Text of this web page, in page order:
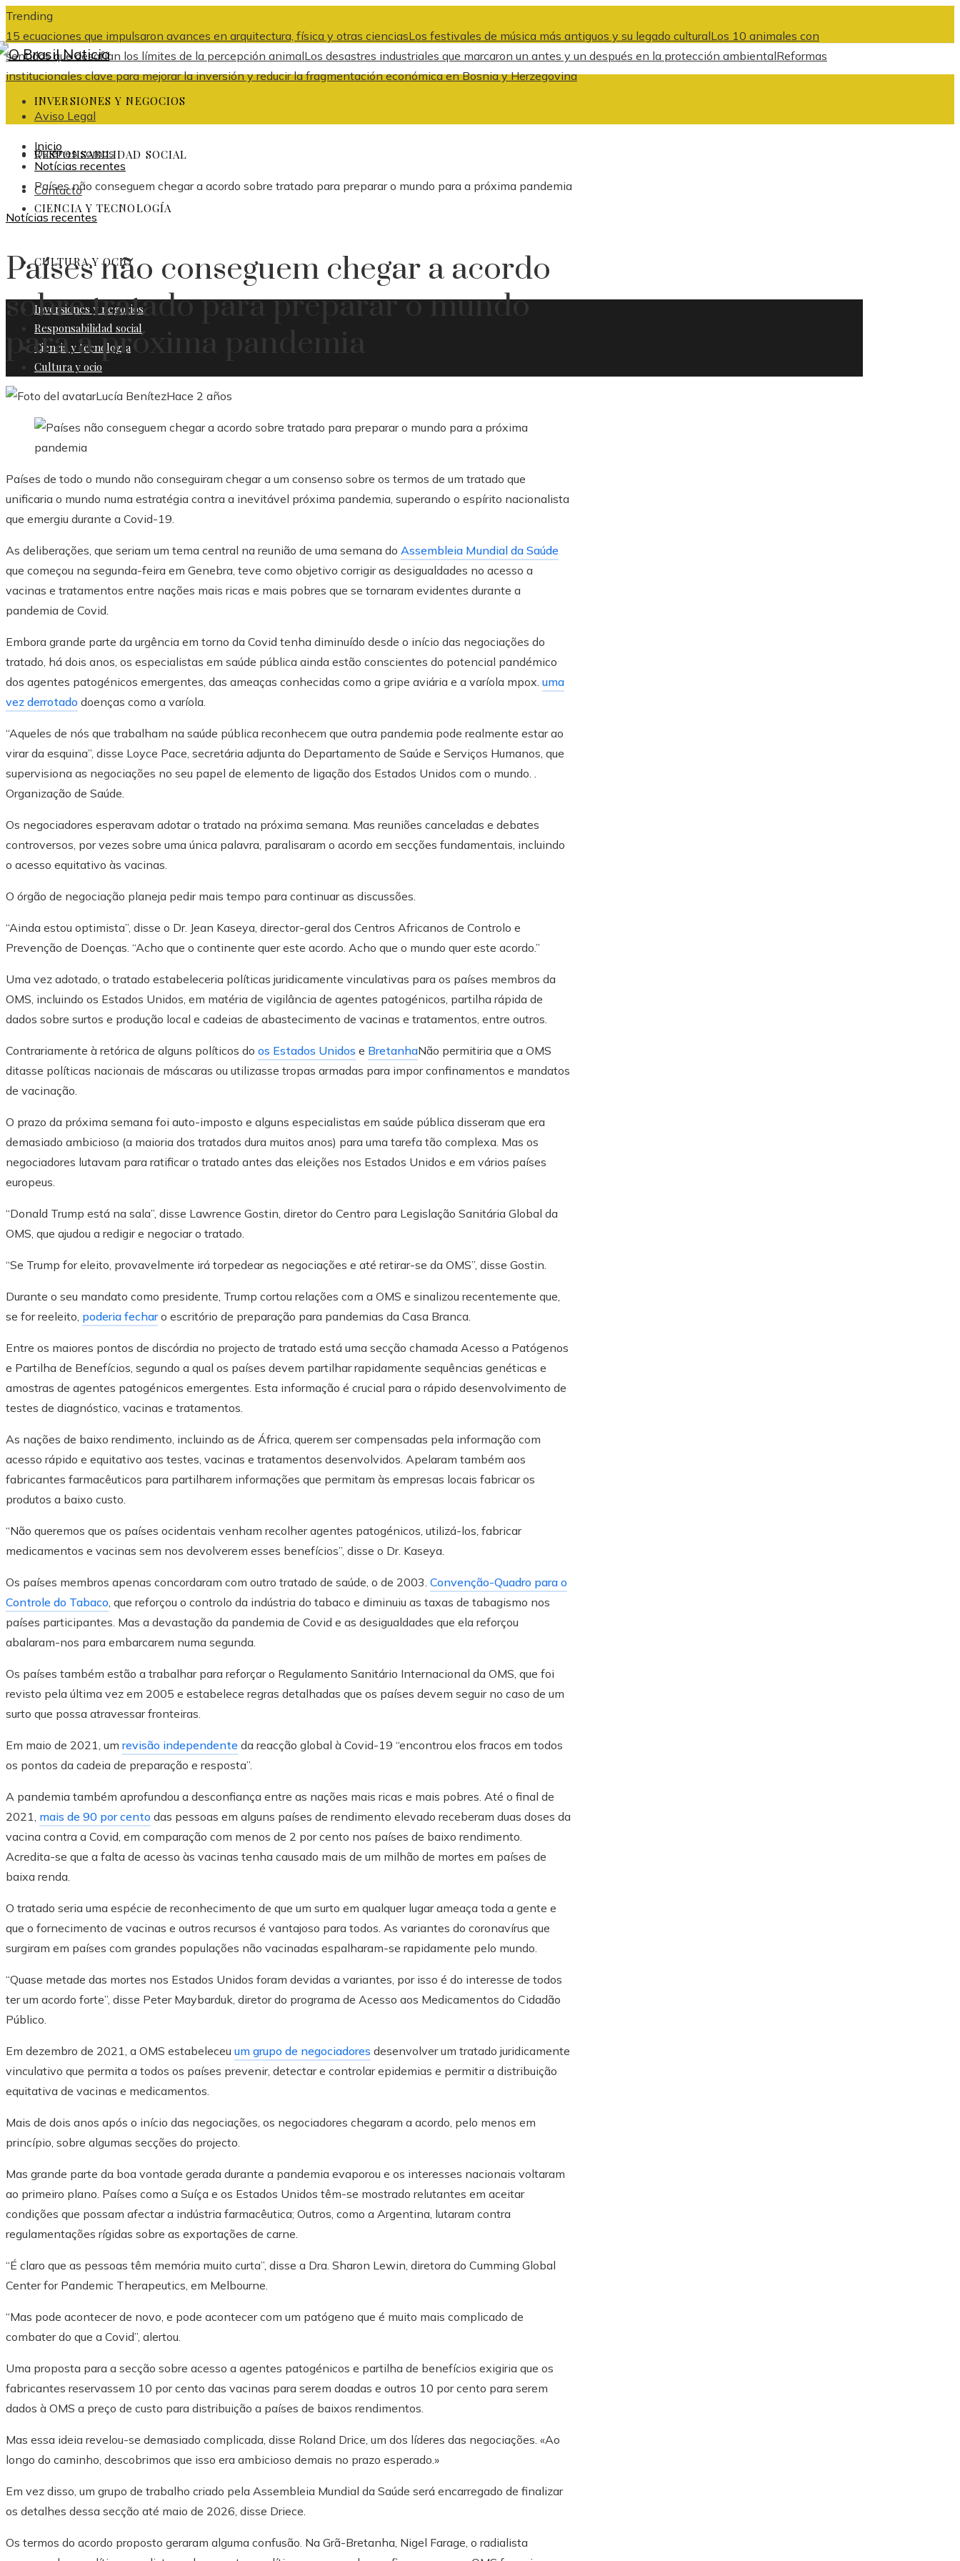
Trending
15 ecuaciones que impulsaron avances en arquitectura, física y otras cienciasLos festivales de música más antiguos y su legado culturalLos 10 animales con
sentidos que desafían los límites de la percepción animalLos desastres industriales que marcaron un antes y un después en la protección ambientalReformas
institucionales clave para mejorar la inversión y reducir la fragmentación económica en Bosnia y Herzegovina
Aviso Legal
Quiénes somos
Contacto
INVERSIONES Y NEGOCIOS
RESPONSABILIDAD SOCIAL
CIENCIA Y TECNOLOGÍA
CULTURA Y OCIO
Inversiones y negocios
Responsabilidad social
Ciencia y tecnología
Cultura y ocio
Inicio
Notícias recentes
Países não conseguem chegar a acordo sobre tratado para preparar o mundo para a próxima pandemia
Notícias recentes
Países não conseguem chegar a acordo
sobre tratado para preparar o mundo
para a próxima pandemia
Lucía BenítezHace 2 años
Países de todo o mundo não conseguiram chegar a um consenso sobre os termos de um tratado que
unificaria o mundo numa estratégia contra a inevitável próxima pandemia, superando o espírito nacionalista
que emergiu durante a Covid-19.
As deliberações, que seriam um tema central na reunião de uma semana do Assembleia Mundial da Saúde
que começou na segunda-feira em Genebra, teve como objetivo corrigir as desigualdades no acesso a
vacinas e tratamentos entre nações mais ricas e mais pobres que se tornaram evidentes durante a
pandemia de Covid.
Embora grande parte da urgência em torno da Covid tenha diminuído desde o início das negociações do
tratado, há dois anos, os especialistas em saúde pública ainda estão conscientes do potencial pandémico
dos agentes patogénicos emergentes, das ameaças conhecidas como a gripe aviária e a varíola mpox. uma
vez derrotado doenças como a varíola.
“Aqueles de nós que trabalham na saúde pública reconhecem que outra pandemia pode realmente estar ao
virar da esquina”, disse Loyce Pace, secretária adjunta do Departamento de Saúde e Serviços Humanos, que
supervisiona as negociações no seu papel de elemento de ligação dos Estados Unidos com o mundo. .
Organização de Saúde.
Os negociadores esperavam adotar o tratado na próxima semana. Mas reuniões canceladas e debates
controversos, por vezes sobre uma única palavra, paralisaram o acordo em secções fundamentais, incluindo
o acesso equitativo às vacinas.
O órgão de negociação planeja pedir mais tempo para continuar as discussões.
“Ainda estou optimista”, disse o Dr. Jean Kaseya, director-geral dos Centros Africanos de Controlo e
Prevenção de Doenças. “Acho que o continente quer este acordo. Acho que o mundo quer este acordo.”
Uma vez adotado, o tratado estabeleceria políticas juridicamente vinculativas para os países membros da
OMS, incluindo os Estados Unidos, em matéria de vigilância de agentes patogénicos, partilha rápida de
dados sobre surtos e produção local e cadeias de abastecimento de vacinas e tratamentos, entre outros.
Contrariamente à retórica de alguns políticos do os Estados Unidos e BretanhaNão permitiria que a OMS
ditasse políticas nacionais de máscaras ou utilizasse tropas armadas para impor confinamentos e mandatos
de vacinação.
O prazo da próxima semana foi auto-imposto e alguns especialistas em saúde pública disseram que era
demasiado ambicioso (a maioria dos tratados dura muitos anos) para uma tarefa tão complexa. Mas os
negociadores lutavam para ratificar o tratado antes das eleições nos Estados Unidos e em vários países
europeus.
“Donald Trump está na sala”, disse Lawrence Gostin, diretor do Centro para Legislação Sanitária Global da
OMS, que ajudou a redigir e negociar o tratado.
“Se Trump for eleito, provavelmente irá torpedear as negociações e até retirar-se da OMS”, disse Gostin.
Durante o seu mandato como presidente, Trump cortou relações com a OMS e sinalizou recentemente que,
se for reeleito, poderia fecharo escritório de preparação para pandemias da Casa Branca.
Entre os maiores pontos de discórdia no projecto de tratado está uma secção chamada Acesso a Patógenos
e Partilha de Benefícios, segundo a qual os países devem partilhar rapidamente sequências genéticas e
amostras de agentes patogénicos emergentes. Esta informação é crucial para o rápido desenvolvimento de
testes de diagnóstico, vacinas e tratamentos.
As nações de baixo rendimento, incluindo as de África, querem ser compensadas pela informação com
acesso rápido e equitativo aos testes, vacinas e tratamentos desenvolvidos. Apelaram também aos
fabricantes farmacêuticos para partilharem informações que permitam às empresas locais fabricar os
produtos a baixo custo.
“Não queremos que os países ocidentais venham recolher agentes patogénicos, utilizá-los, fabricar
medicamentos e vacinas sem nos devolverem esses benefícios”, disse o Dr. Kaseya.
Os países membros apenas concordaram com outro tratado de saúde, o de 2003. Convenção-Quadro para o
Controle do Tabaco, que reforçou o controlo da indústria do tabaco e diminuiu as taxas de tabagismo nos
países participantes. Mas a devastação da pandemia de Covid e as desigualdades que ela reforçou
abalaram-nos para embarcarem numa segunda.
Os países também estão a trabalhar para reforçar o Regulamento Sanitário Internacional da OMS, que foi
revisto pela última vez em 2005 e estabelece regras detalhadas que os países devem seguir no caso de um
surto que possa atravessar fronteiras.
Em maio de 2021, um revisão independente da reacção global à Covid-19 “encontrou elos fracos em todos
os pontos da cadeia de preparação e resposta”.
A pandemia também aprofundou a desconfiança entre as nações mais ricas e mais pobres. Até o final de
2021, mais de 90 por cento das pessoas em alguns países de rendimento elevado receberam duas doses da
vacina contra a Covid, em comparação com menos de 2 por cento nos países de baixo rendimento.
Acredita-se que a falta de acesso às vacinas tenha causado mais de um milhão de mortes em países de
baixa renda.
O tratado seria uma espécie de reconhecimento de que um surto em qualquer lugar ameaça toda a gente e
que o fornecimento de vacinas e outros recursos é vantajoso para todos. As variantes do coronavírus que
surgiram em países com grandes populações não vacinadas espalharam-se rapidamente pelo mundo.
“Quase metade das mortes nos Estados Unidos foram devidas a variantes, por isso é do interesse de todos
ter um acordo forte”, disse Peter Maybarduk, diretor do programa de Acesso aos Medicamentos do Cidadão
Público.
Em dezembro de 2021, a OMS estabeleceu um grupo de negociadores desenvolver um tratado juridicamente
vinculativo que permita a todos os países prevenir, detectar e controlar epidemias e permitir a distribuição
equitativa de vacinas e medicamentos.
Mais de dois anos após o início das negociações, os negociadores chegaram a acordo, pelo menos em
princípio, sobre algumas secções do projecto.
Mas grande parte da boa vontade gerada durante a pandemia evaporou e os interesses nacionais voltaram
ao primeiro plano. Países como a Suíça e os Estados Unidos têm-se mostrado relutantes em aceitar
condições que possam afectar a indústria farmacêutica; Outros, como a Argentina, lutaram contra
regulamentações rígidas sobre as exportações de carne.
“É claro que as pessoas têm memória muito curta”, disse a Dra. Sharon Lewin, diretora do Cumming Global
Center for Pandemic Therapeutics, em Melbourne.
“Mas pode acontecer de novo, e pode acontecer com um patógeno que é muito mais complicado de
combater do que a Covid”, alertou.
Uma proposta para a secção sobre acesso a agentes patogénicos e partilha de benefícios exigiria que os
fabricantes reservassem 10 por cento das vacinas para serem doadas e outros 10 por cento para serem
dados à OMS a preço de custo para distribuição a países de baixos rendimentos.
Mas essa ideia revelou-se demasiado complicada, disse Roland Drice, um dos líderes das negociações. «Ao
longo do caminho, descobrimos que isso era ambicioso demais no prazo esperado.»
Em vez disso, um grupo de trabalho criado pela Assembleia Mundial da Saúde será encarregado de finalizar
os detalhes dessa secção até maio de 2026, disse Driece.
Os termos do acordo proposto geraram alguma confusão. Na Grã-Bretanha, Nigel Farage, o radialista